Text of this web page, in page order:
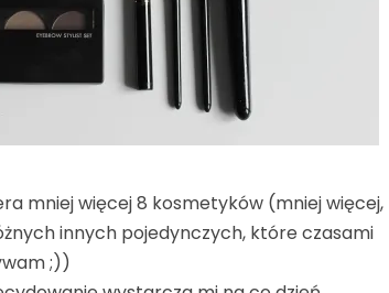
mniej więcej 8 kosmetyków (mniej więcej,
innych pojedynczych, które czasami
;))